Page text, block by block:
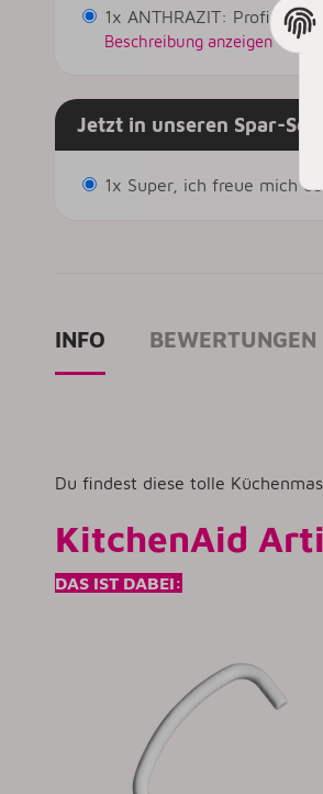
1x ANTHRAZIT: Profi-
Beschreibung anzeigen
Jetzt in unseren Spar-
1x Super, ich freue mich
INFO BEWERTUNGEN
Du findest diese tolle
KitchenAid
DAS IST DABEI: